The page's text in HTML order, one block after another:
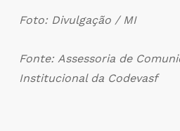
Foto: Divulgação / MI
Fonte: Assessoria de
Institucional da Codevasf